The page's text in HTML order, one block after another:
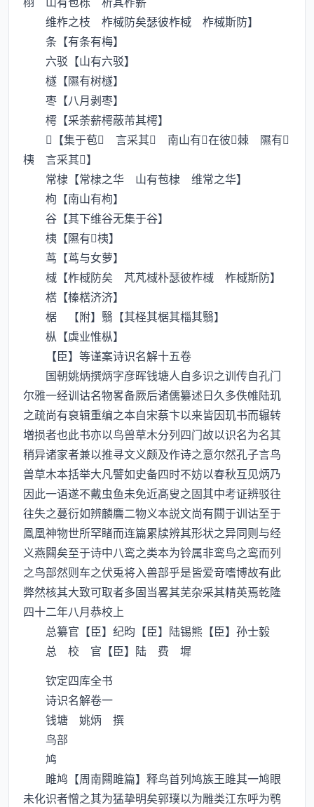
维柞之枝 柞棫防矣瑟彼柞棫 柞棫斯防】
条【有条有梅】
六驳【山有六驳】
檖【隰有树檖】
枣【八月剥枣】
樗【采荼薪樗蔽芾其樗】
【集于苞 言采其 南山有在彼棘 隰有
桋 言采其】
常棣【常棣之华 山有苞棣 维常之华】
枸【南山有枸】
谷【其下维谷无集于谷】
桋【隰有桋】
茑【茑与女萝】
棫【柞棫防矣 芃芃棫朴瑟彼柞棫 柞棫斯防】
楛【榛楛济济】
椐 【附】翳【其柽其椐其椔其翳】
枞【虡业惟枞】
【臣】等谨案诗识名解十五卷
国朝姚炳撰炳字彦晖钱塘人自多识之训传自孔门
尔雅一经训诂名物畧备厥后诸儒纂述日久多佚帷陆玑
之疏尚有裒辑重编之本自宋蔡卞以来皆因玑书而辗转
増损者也此书亦以鸟兽草木分列四门故以识名为名其
稍异诸家者兼以推寻文义颇及作诗之意尔然孔子言鸟
兽草木本括举大凡譬如史备四时不妨以春秋互见炳乃
因此一语遂不戴虫鱼未免近髙叟之固其中考证辨驳往
往失之蔓衍如辨麟麐二物义本説文尚有闗于训诂至于
鳯凰神物世所罕睹而连篇累牍辨其形状之异同则与经
义燕闗矣至于诗中八鸾之类本为铃属非鸾鸟之鸾而列
之鸟部然则车之伏兎将入兽部乎是皆爱竒嗜博故有此
弊然核其大致可取者多固当畧其芜杂采其精英焉乾隆
四十二年八月恭校上
总纂官【臣】纪昀【臣】陆锡熊【臣】孙士毅
总 校 官【臣】陆 费 墀
钦定四库全书
诗识名解卷一
钱塘 姚炳 撰
鸟部
鸠
雎鸠【周南闗雎篇】释鸟首列鸠族王雎其一鸠眼
未化识者憎之其为猛挚明矣郭璞以为雕类江东呼为鹗